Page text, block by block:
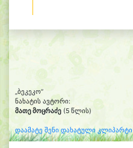
„ბეკეკო“
ნახატის ავტორი:
მათე მოცრაძე (5 წლის)
დაამატე შენი დახატული კლიპარტი